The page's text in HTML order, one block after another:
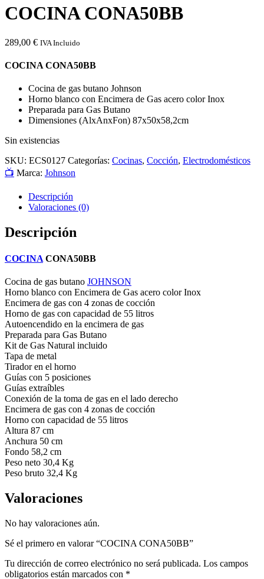
COCINA CONA50BB
289,00 € IVA Incluido
COCINA CONA50BB
Cocina de gas butano Johnson
Horno blanco con Encimera de Gas acero color Inox
Preparada para Gas Butano
Dimensiones (AlxAnxFon) 87x50x58,2cm
Sin existencias
SKU: ECS0127 Categorías: Cocinas, Cocción, Electrodomésticos
📺 Marca: Johnson
Descripción
Valoraciones (0)
Descripción
COCINA CONA50BB
Cocina de gas butano JOHNSON
Horno blanco con Encimera de Gas acero color Inox
Encimera de gas con 4 zonas de cocción
Horno de gas con capacidad de 55 litros
Autoencendido en la encimera de gas
Preparada para Gas Butano
Kit de Gas Natural incluido
Tapa de metal
Tirador en el horno
Guías con 5 posiciones
Guías extraíbles
Conexión de la toma de gas en el lado derecho
Encimera de gas con 4 zonas de cocción
Horno con capacidad de 55 litros
Altura 87 cm
Anchura 50 cm
Fondo 58,2 cm
Peso neto 30,4 Kg
Peso bruto 32,4 Kg
Valoraciones
No hay valoraciones aún.
Sé el primero en valorar “COCINA CONA50BB”
Tu dirección de correo electrónico no será publicada. Los campos
obligatorios están marcados con *